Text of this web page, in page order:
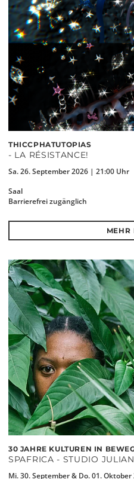
THICCPHATUTOPIAS
- LA RÉSISTANCE!
Sa. 26. September 2026 | 21:00 Uhr
Saal
Barrierefrei zugänglich
MEHR
30 JAHRE KULTUREN IN
SPAFRICA - STUDIO
Mi. 30. September & Do. 01.